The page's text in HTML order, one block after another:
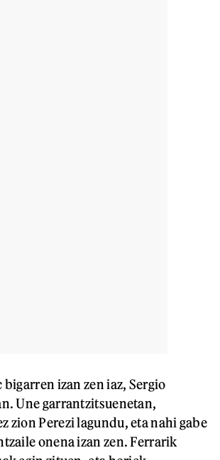
izan zen iaz, Sergio
Une garrantzitsuenetan,
zion Perezi lagundu, eta nahi gabe
onena izan zen. Ferrarik